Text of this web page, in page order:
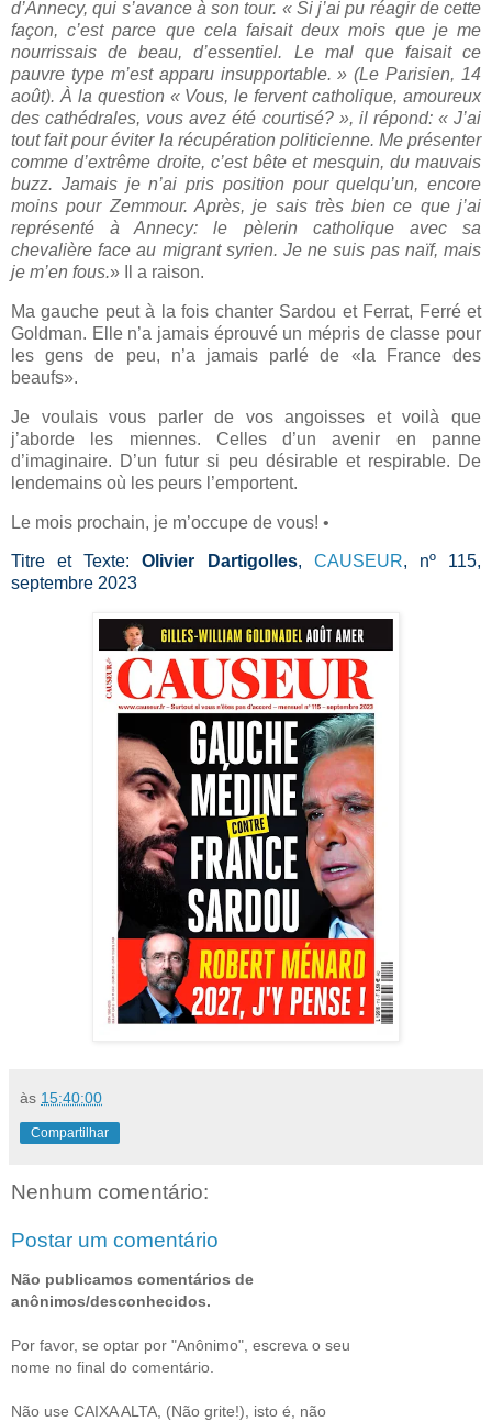
d’Annecy, qui s’avance à son tour. « Si j’ai pu réagir de cette
façon, c’est parce que cela faisait deux mois que je me
nourrissais de beau, d’essentiel. Le mal que faisait ce
pauvre type m’est apparu insupportable. » (Le Parisien, 14
août). À la question « Vous, le fervent catholique, amoureux
des cathédrales, vous avez été courtisé? », il répond: « J’ai
tout fait pour éviter la récupération politicienne. Me présenter
comme d’extrême droite, c’est bête et mesquin, du mauvais
buzz. Jamais je n’ai pris position pour quelqu’un, encore
moins pour Zemmour. Après, je sais très bien ce que j’ai
représenté à Annecy: le pèlerin catholique avec sa
chevalière face au migrant syrien. Je ne suis pas naïf, mais
je m’en fous.» Il a raison.
Ma gauche peut à la fois chanter Sardou et Ferrat, Ferré et
Goldman. Elle n’a jamais éprouvé un mépris de classe pour
les gens de peu, n’a jamais parlé de «la France des
beaufs».
Je voulais vous parler de vos angoisses et voilà que
j’aborde les miennes. Celles d’un avenir en panne
d’imaginaire. D’un futur si peu désirable et respirable. De
lendemains où les peurs l’emportent.
Le mois prochain, je m’occupe de vous! •
Titre et Texte:Olivier Dartigolles, CAUSEUR, nº 115,
septembre 2023
às 15:40:00
Compartilhar
Nenhum comentário:
Postar um comentário
Não publicamos comentários de
anônimos/desconhecidos.
Por favor, se optar por "Anônimo", escreva o seu
nome no final do comentário.
Não use CAIXA ALTA, (Não grite!), isto é, não